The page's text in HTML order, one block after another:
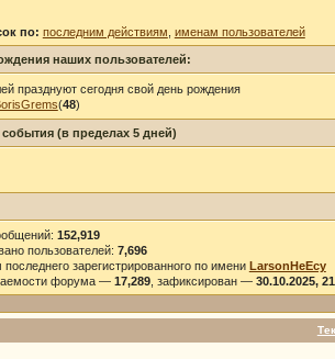
по: последним действиям именам пользователей
наших пользователей:
празднуют сегодня свой день рождения
(48)
(в пределах 5 дней)
152,919
пользователей: 7,696
зарегистрированного по имени LarsonHeEcy
форума — 17,289, зафиксирован — 30.10.2025,